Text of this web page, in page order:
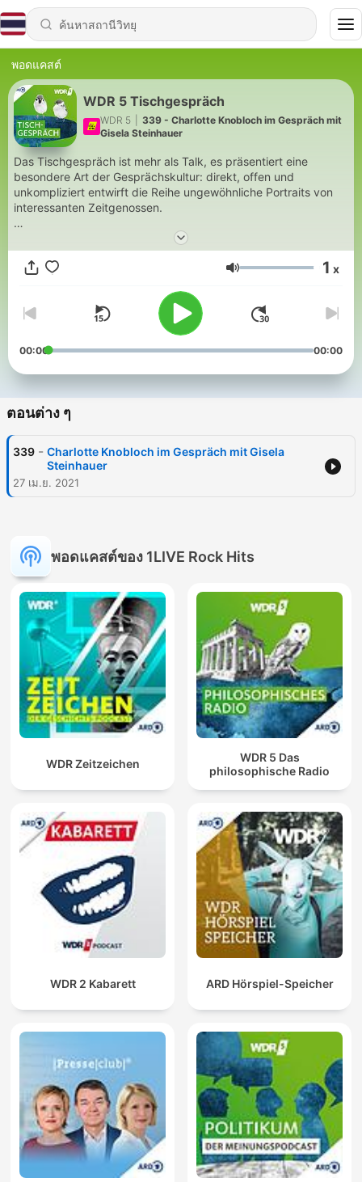
พอดแคสต์
WDR 5 Tischgespräch
WDR 5
339 - Charlotte Knobloch im Gespräch mit
Gisela Steinhauer
Das Tischgespräch ist mehr als Talk, es präsentiert eine
besondere Art der Gesprächskultur: direkt, offen und
unkompliziert entwirft die Reihe ungewöhnliche Portraits von
interessanten Zeitgenossen.
ระดับเสียง 1 x
00:00 00:00
ตอนต่าง ๆ
339 - Charlotte Knobloch im Gespräch mit Gisela
Steinhauer
27 เม.ย. 2021
พอดแคสต์ของ 1LIVE Rock Hits
WDR Zeitzeichen
WDR 5 Das
philosophische Radio
WDR 2 Kabarett ARD Hörspiel-Speicher